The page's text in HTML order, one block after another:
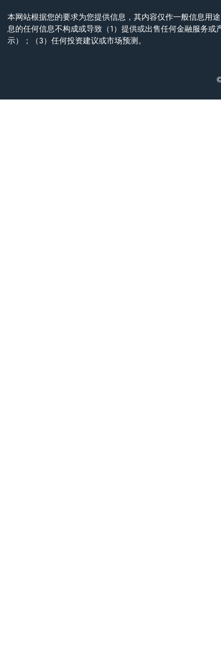
本网站根据您的要求为您提供信息，其内容仅作一般信息用
息的任何信息不构成或导致（1）提供或出售任何金融服务
示）；（3）任何投资建议或市场预测。